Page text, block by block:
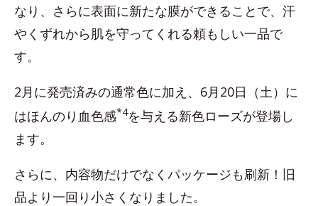
なり、さらに表面に新たな膜ができることで、汗
やくずれから肌を守ってくれる頼もしい一品で
す。
2月に発売済みの通常色に加え、6月20日（土）に
はほんのり血色感*4を与える新色ローズが登場し
ます。
さらに、内容物だけでなくパッケージも刷新！旧
品より一回り小さくなりました。